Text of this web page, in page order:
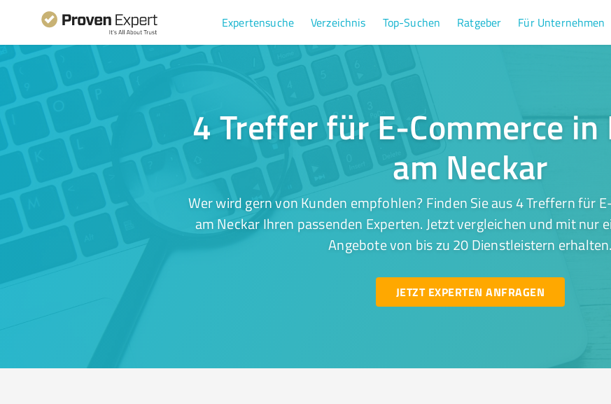
Expertensuche Verzeichnis Top-Suchen Ratgeber Für Unternehmen
4 Treffer für E-Commerce in
am Neckar
Wer wird gern von Kunden empfohlen? Finden Sie aus 4 Treffern für
am Neckar Ihren passenden Experten. Jetzt vergleichen und mit nur
Angebote von bis zu 20 Dienstleistern erhalten.
JETZT EXPERTEN ANFRAGEN